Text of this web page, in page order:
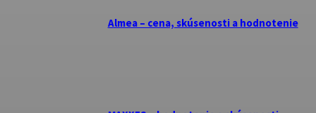
Almea – cena, skúsenosti a hodnotenie